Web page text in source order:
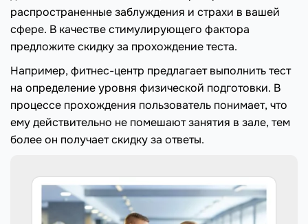
распространенные заблуждения и страхи в вашей
сфере. В качестве стимулирующего фактора
предложите скидку за прохождение теста.
Например, фитнес-центр предлагает выполнить тест
на определение уровня физической подготовки. В
процессе прохождения пользователь понимает, что
ему действительно не помешают занятия в зале, тем
более он получает скидку за ответы.